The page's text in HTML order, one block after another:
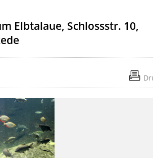
Elbtalaue, Schlossstr. 10,